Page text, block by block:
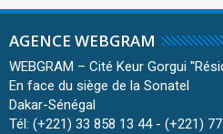
AGENCE WEBGRAM
WEBGRAM – Cité Keur Gorgui
En face du siège de la Sonatel
Dakar-Sénégal
Tél: (+221) 33 858 13 44 - (+221)